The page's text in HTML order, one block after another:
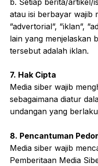
b. Setiap berita/artikel/
atau isi berbayar wajib
”advertorial”, ”iklan”,
lain yang menjelaskan
tersebut adalah iklan.
7. Hak Cipta
Media siber wajib
sebagaimana diatur
undangan yang
8. Pencantuman
Media siber wajib
Pemberitaan Media